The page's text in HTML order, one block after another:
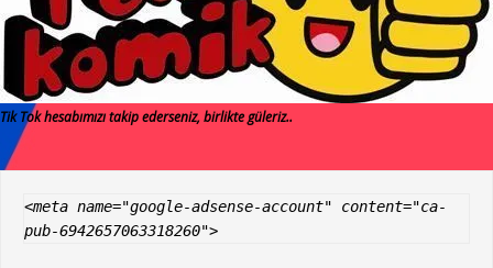
Tik Tok hesabımızı takip ederseniz, birlikte güleriz..
<meta name="google-adsense-account" content="ca-
pub-6942657063318260">